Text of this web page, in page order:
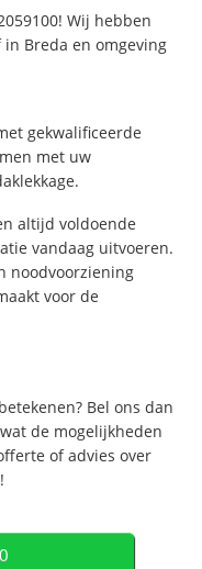
Wij hebben
Breda en omgeving
gekwalificeerde
met uw
altijd voldoende
vandaag uitvoeren.
noodvoorziening
voor de
Bel ons dan
de mogelijkheden
of advies over